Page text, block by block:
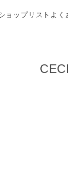
ョップリスト よく